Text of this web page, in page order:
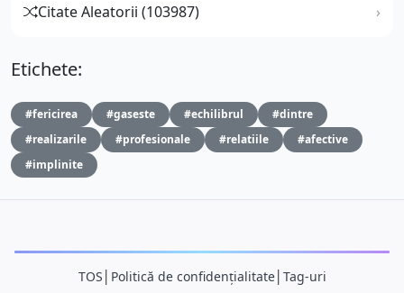
Citate Aleatorii (103987)
Etichete:
#fericirea #gaseste #echilibrul
#dintre
#realizarile
#profesionale #relatiile
#afective
#implinite
TOS Politică de confidențialitate│ Tag-uri